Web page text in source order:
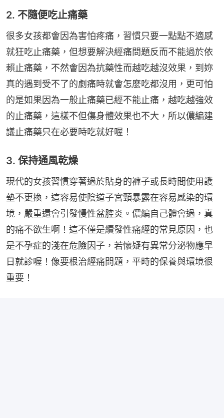
2. 不隨便吃止痛藥
很多女孩都會因為害怕疼痛，習慣只要一點點不適感
就狂吃止痛藥，但想要解決經痛問題反而不能過於依
賴止痛藥，不然會因為抗藥性而越吃越沒效果，到妳
真的遇到受不了的劇痛時就會怎麼吃都沒用，更可怕
的是如果因為一般止痛藥已經不能止痛，越吃越強效
的止痛藥，這樣不但傷身體效果也不大，所以儂編建
議止痛藥只在必要時吃就好喔！
3. 保持通風乾燥
現代的女孩習慣穿著過於貼身的褲子或長時間使用護
墊不更換，這容易使陰道子宮頸暴露在容易感染的環
境，嚴重還會引發慢性盆腔炎。儂編自己體會過，真
的痛不欲生啊！這不僅是續發性痛經的常見原因，也
是不孕症的淺在危險因子，若懷疑有異常分泌物應早
日就診喔！像要根治經痛問題，平時的保養與環境很
重要！